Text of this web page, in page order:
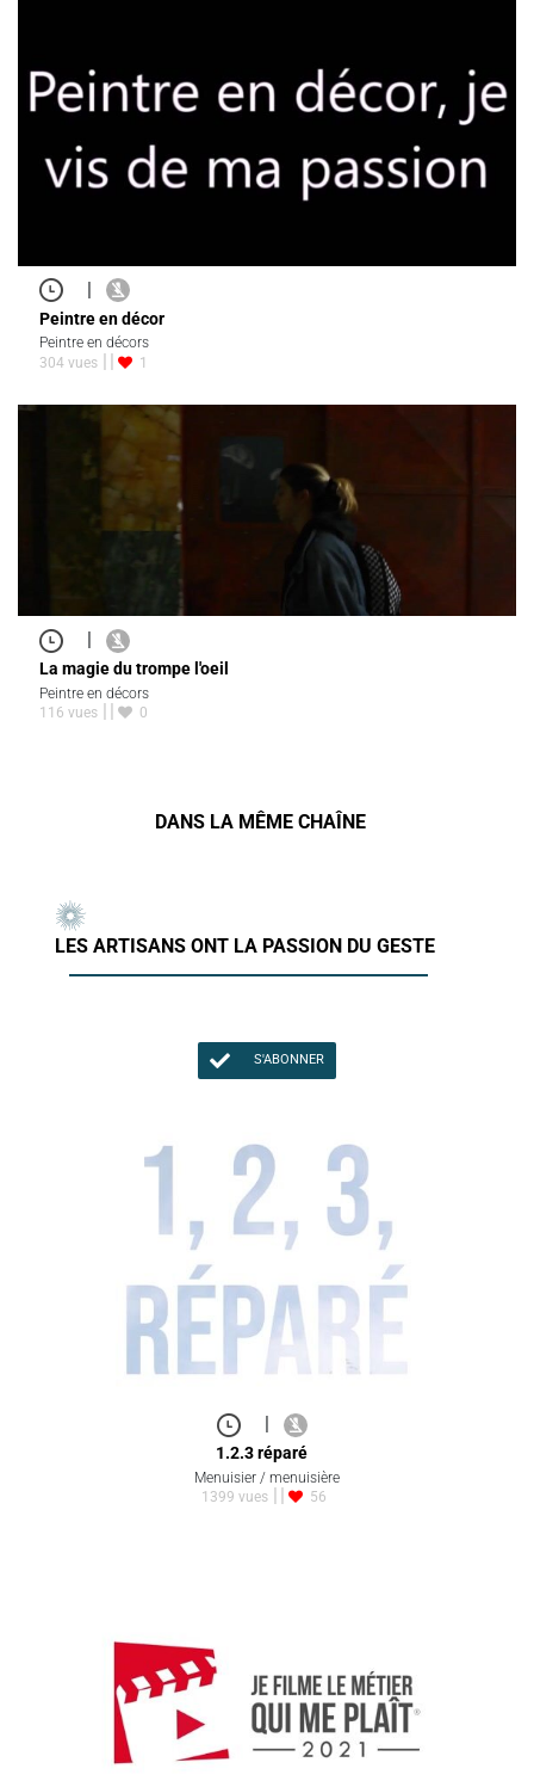
|
Peintre en décor
Peintre en décors
304 vues
1
La magie du trompe l'oeil
Peintre en décors
116 vues
0
DANS LA MÊME CHAÎNE
LES ARTISANS ONT LA PASSION DU GESTE
S'ABONNER
|
1.2.3 réparé
Menuisier / menuisière
1399 vues
56